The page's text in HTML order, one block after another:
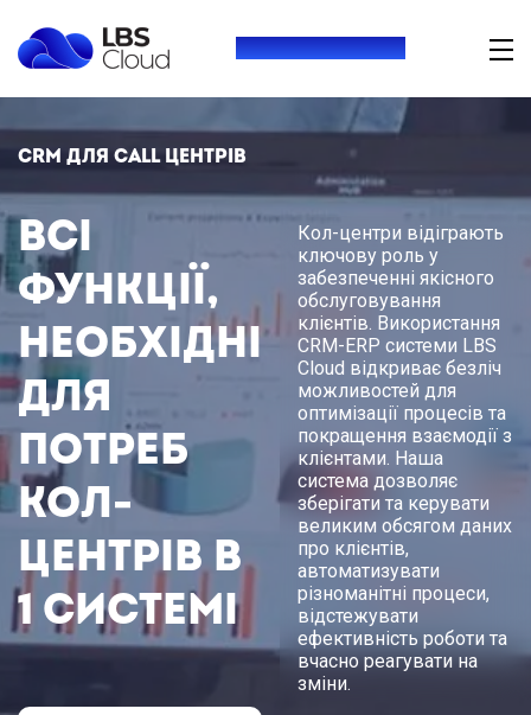
+380 (73) 416 54 69
CRM для call центрів
Всі
функції,
необхідні
для
потреб
кол-
центрів в
1 системі
Кол-центри відіграють
ключову роль у
забезпеченні якісного
обслуговування
клієнтів. Використання
CRM-ERP системи LBS
Cloud відкриває безліч
можливостей для
оптимізації процесів та
покращення взаємодії з
клієнтами. Наша
система дозволяє
зберігати та керувати
великим обсягом даних
про клієнтів,
автоматизувати
різноманітні процеси,
відстежувати
ефективність роботи та
вчасно реагувати на
зміни.